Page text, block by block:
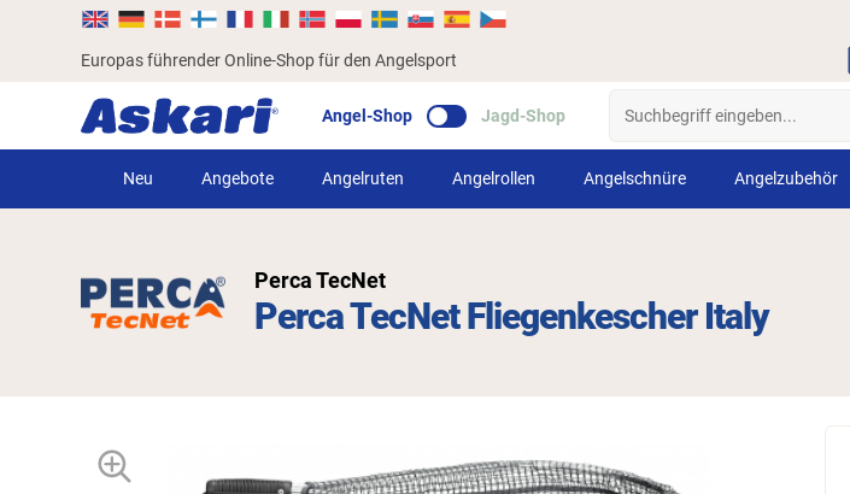
Europas führender Online-Shop für den Angelsport
Angel-Shop Jagd-Shop
Neu Angebote Angelruten Angelrollen Angelschnüre Angelzubehör
Perca TecNet Fliegenkescher Italy
Perca TecNet